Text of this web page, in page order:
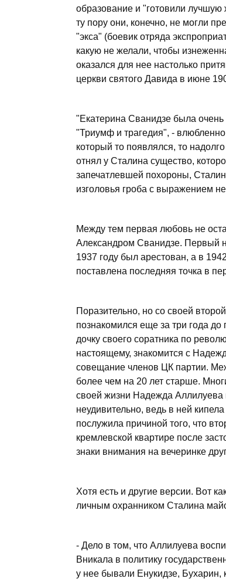
образование и "готовили лучшую
ту пору они, конечно, не могли
"экса" (боевик отряда
какую не желали, чтобы
оказался для нее настолько
церкви святого Давида в июне
"Екатерина Сванидзе была очень
"Триумф и трагедия", -
который то появлялся, то
отнял у Сталина существо,
запечатлевшей похороны,
изголовья гроба с выражением
Между тем первая любовь не
Александром Сванидзе. Первый
1937 году был арестован, а в
поставлена последняя точка в
Поразительно, но со своей
познакомился еще за три года до
дочку своего соратника по
настоящему, знакомится с
совещание членов ЦК партии.
более чем на 20 лет старше.
своей жизни Надежда Аллилуева
неудивительно, ведь в ней
послужила причиной того, что
кремлевской квартире после
знаки внимания на вечеринке
Хотя есть и другие версии. Вот
личным охранником Сталина
- Дело в том, что Аллилуева
Вникала в политику
у нее бывали Енукидзе, Бухарин,